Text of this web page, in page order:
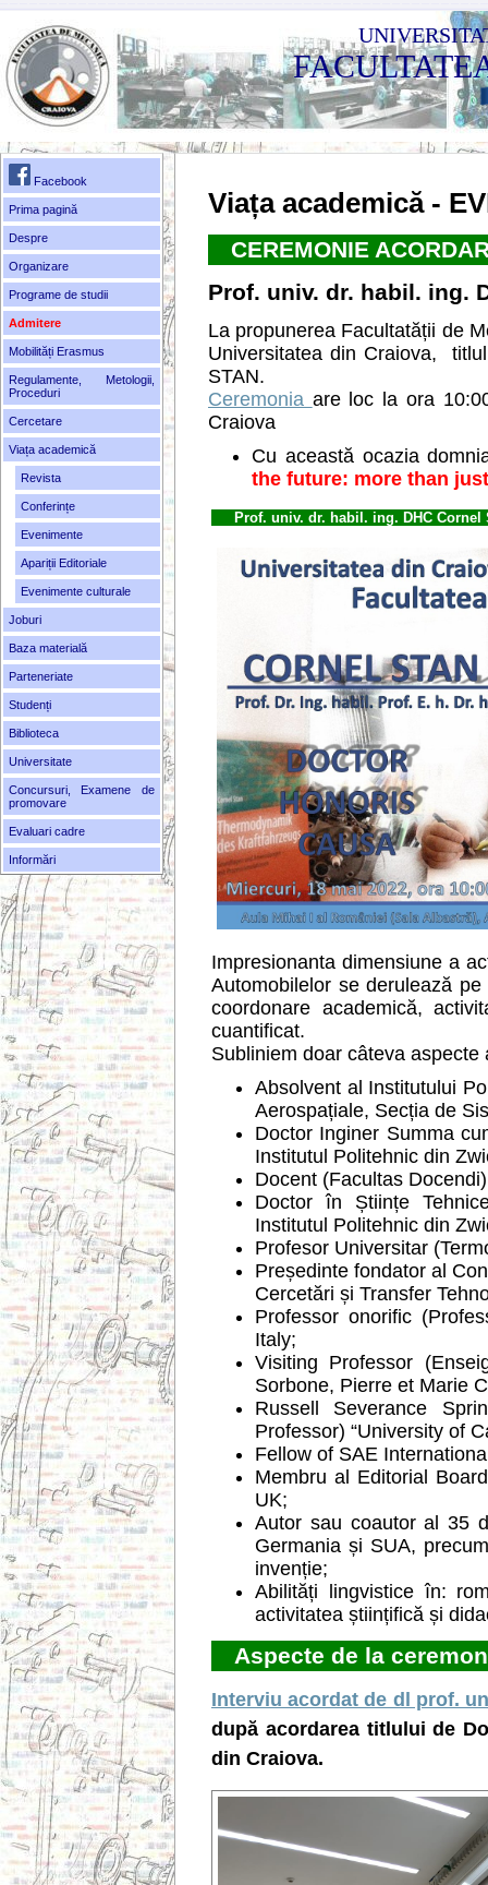
Facebook
Prima pagină
Despre
Organizare
Programe de studii
Admitere
Mobilități Erasmus
Regulamente, Metologii,
Proceduri
Cercetare
Viața academică
Revista
Conferințe
Evenimente
Apariții Editoriale
Evenimente culturale
Joburi
Baza materială
Parteneriate
Studenți
Biblioteca
Universitate
Concursuri, Examene de
promovare
Evaluari cadre
Informări
Viața academică -
CEREMONIE
Prof. univ. dr. habil. ing.
La propunerea Facultatății de
Universitatea din Craiova,
STAN.
Ceremonia are loc la ora
Craiova
Cu această ocazia
the future: more than
Prof. univ. dr. habil. ing. DHC Cornel
Impresionanta dimensiune a
Automobilelor se derulează
coordonare academică,
cuantificat.
Subliniem doar câteva
Absolvent al Institutului
Aerospațiale, Secția de
Doctor Inginer Summa
Institutul Politehnic din
Docent (Facultas
Doctor în Științe
Institutul Politehnic din
Profesor Universitar
Președinte fondator al
Cercetări și Transfer
Professor onorific
Italy;
Visiting Professor
Sorbone, Pierre et Marie
Russell Severance
Professor) “University of
Fellow of SAE
Membru al Editorial
UK;
Autor sau coautor al 35
Germania și SUA,
invenție;
Abilități lingvistice în:
activitatea științifică și
Aspecte de la
Interviu acordat de dl prof.
după acordarea titlului de
din Craiova.